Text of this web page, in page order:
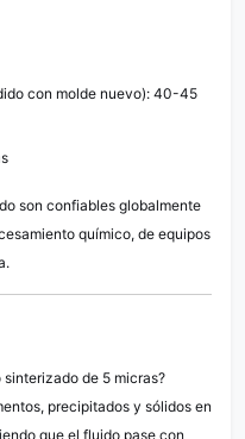
con molde nuevo): 40-45
son confiables globalmente
químico, de equipos
de 5 micras?
precipitados y sólidos en
que el fluido pase con